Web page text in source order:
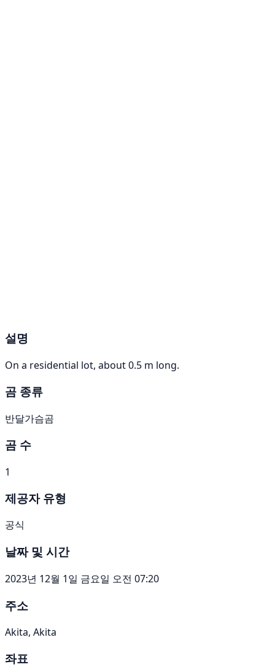
설명
On a residential lot, about 0.5 m long.
곰 종류
반달가슴곰
곰 수
1
제공자 유형
공식
날짜 및 시간
2023년 12월 1일 금요일 오전 07:20
주소
Akita, Akita
좌표